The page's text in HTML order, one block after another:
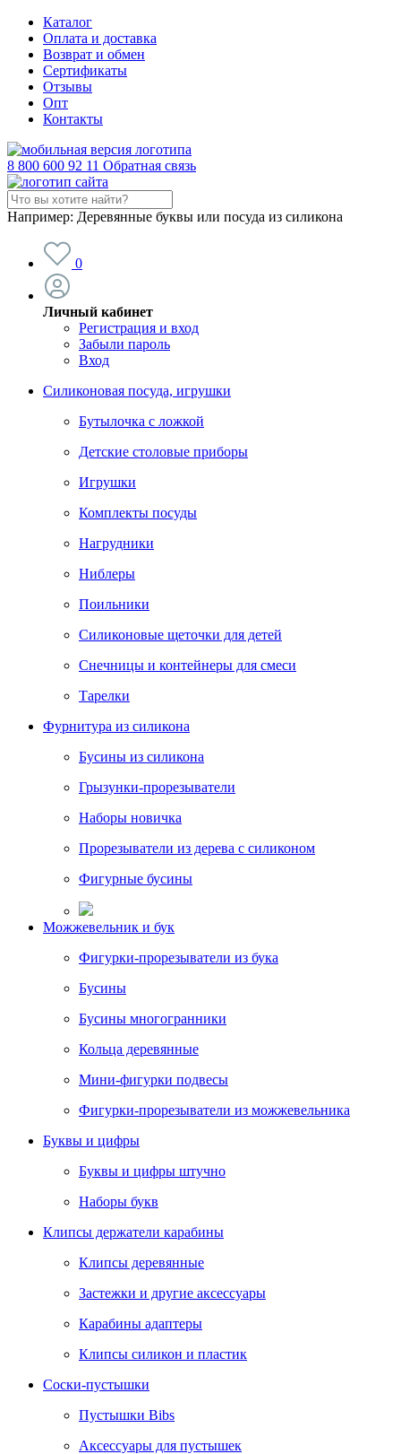
Каталог
Оплата и доставка
Возврат и обмен
Сертификаты
Отзывы
Опт
Контакты
8 800 600 92 11 Обратная связь
Например: Деревянные буквы или посуда из силикона
0
Личный кабинет
Регистрация и вход
Забыли пароль
Вход
Силиконовая посуда, игрушки
Бутылочка с ложкой
Детские столовые приборы
Игрушки
Комплекты посуды
Нагрудники
Ниблеры
Поильники
Силиконовые щеточки для детей
Снечницы и контейнеры для смеси
Тарелки
Фурнитура из силикона
Бусины из силикона
Грызунки-прорезыватели
Наборы новичка
Прорезыватели из дерева с силиконом
Фигурные бусины
Можжевельник и бук
Фигурки-прорезыватели из бука
Бусины
Бусины многогранники
Кольца деревянные
Мини-фигурки подвесы
Фигурки-прорезыватели из можжевельника
Буквы и цифры
Буквы и цифры штучно
Наборы букв
Клипсы держатели карабины
Клипсы деревянные
Застежки и другие аксессуары
Карабины адаптеры
Клипсы силикон и пластик
Соски-пустышки
Пустышки Bibs
Аксессуары для пустышек